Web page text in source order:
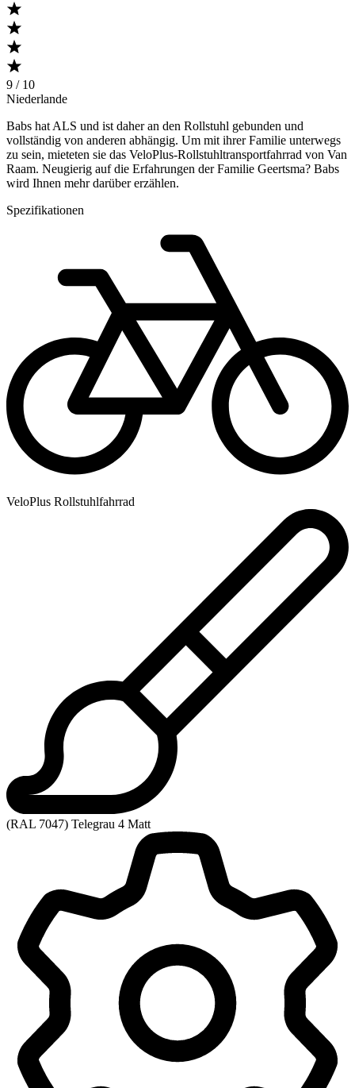
9 / 10
Niederlande
Babs hat ALS und ist daher an den Rollstuhl gebunden und
vollständig von anderen abhängig. Um mit ihrer Familie unterwegs
zu sein, mieteten sie das VeloPlus-Rollstuhltransportfahrrad von Van
Raam. Neugierig auf die Erfahrungen der Familie Geertsma? Babs
wird Ihnen mehr darüber erzählen.
Spezifikationen
VeloPlus Rollstuhlfahrrad
(RAL 7047) Telegrau 4 Matt